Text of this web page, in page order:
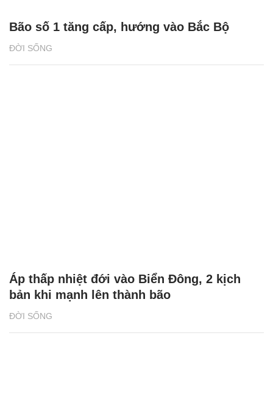
ĐỜI SỐNG
Bão số 1 tăng cấp, hướng vào Bắc Bộ
ĐỜI SỐNG
Áp thấp nhiệt đới vào Biển Đông, 2 kịch
bản khi mạnh lên thành bão